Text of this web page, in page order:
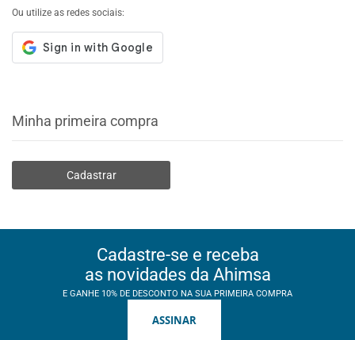
Ou utilize as redes sociais:
Minha primeira compra
Cadastrar
Cadastre-se e receba
as novidades da Ahimsa
E GANHE 10% DE DESCONTO NA SUA PRIMEIRA COMPRA
ASSINAR